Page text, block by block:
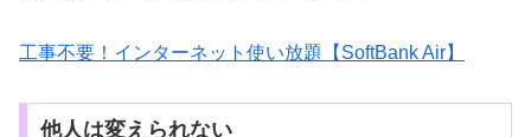
工事不要！インターネット使い放題【SoftBank Air】
他人は変えられない